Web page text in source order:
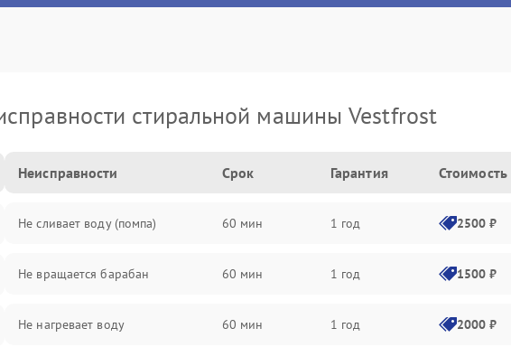
стиральной машины Vestfrost
Неисправности Срок Гарантия Стоимость
Не сливает воду (помпа) 60 мин 1 год 2500 ₽
Не вращается барабан 60 мин 1 год 1500 ₽
Не нагревает воду 60 мин 1 год 2000 ₽